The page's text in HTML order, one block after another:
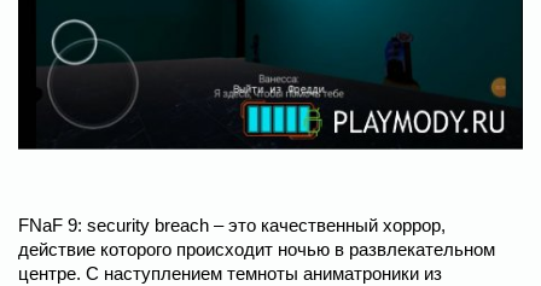
FNaF 9: security breach – это качественный хоррор,
действие которого происходит ночью в развлекательном
центре. С наступлением темноты аниматроники из